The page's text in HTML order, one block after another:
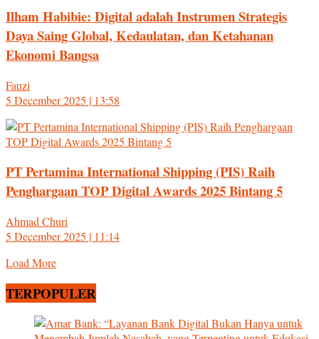
Ilham Habibie: Digital adalah Instrumen Strategis
Daya Saing Global, Kedaulatan, dan Ketahanan
Ekonomi Bangsa
Fauzi
5 December 2025 | 13:58
PT Pertamina International Shipping (PIS) Raih
Penghargaan TOP Digital Awards 2025 Bintang 5
Ahmad Churi
5 December 2025 | 11:14
Load More
TERPOPULER